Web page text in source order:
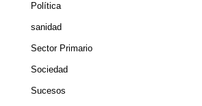
Política
sanidad
Sector Primario
Sociedad
Sucesos